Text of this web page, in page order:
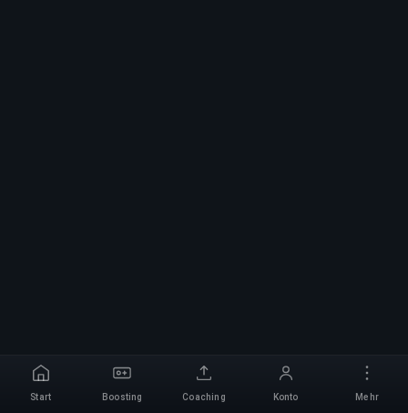
Start Boosting Coaching Konto Mehr